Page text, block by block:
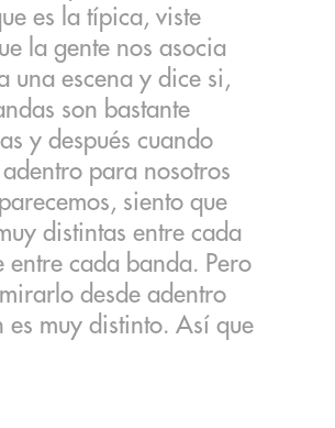
es la típica, viste
la gente nos asocia
una escena y dice si,
son bastante
y después cuando
para nosotros
siento que
distintas entre cada
entre cada banda. Pero
desde adentro
es muy distinto. Así que